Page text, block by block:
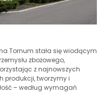
Tornum stała się wiodącym
zbożowego,
z najnowszych
produkcji, tworzymy i
– według wymagań